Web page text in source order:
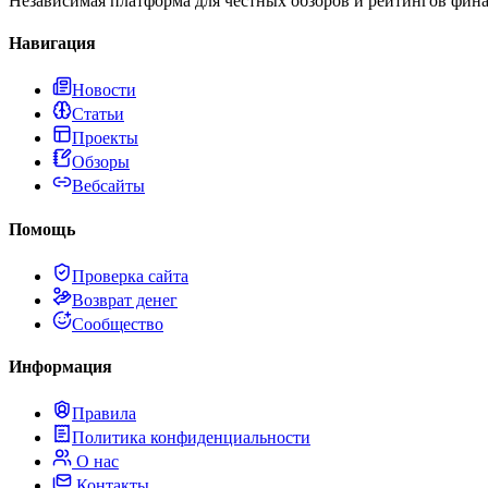
Навигация
Новости
Статьи
Проекты
Обзоры
Вебсайты
Помощь
Проверка сайта
Возврат денег
Сообщество
Информация
Правила
Политика конфиденциальности
О нас